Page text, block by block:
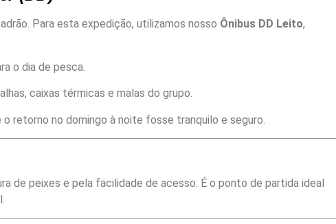
Para esta expedição, utilizamos nosso Ônibus DD Leito,
o dia de pesca.
caixas térmicas e malas do grupo.
retorno no domingo à noite fosse tranquilo e seguro.
de peixes e pela facilidade de acesso. É o ponto de partida ideal